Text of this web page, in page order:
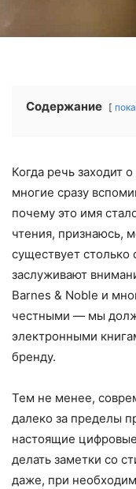
Содержание
Когда речь заходит
многие сразу
почему это имя
чтения, признаюсь,
существует столько
заслуживают
Barnes & Noble и
честными — мы
электронными
бренду.
Тем не менее,
далеко за пределы
настоящие
делать заметки со
даже, при